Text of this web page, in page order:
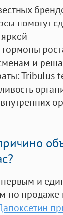
помогут
гормоны
и
Tribulus
и
по